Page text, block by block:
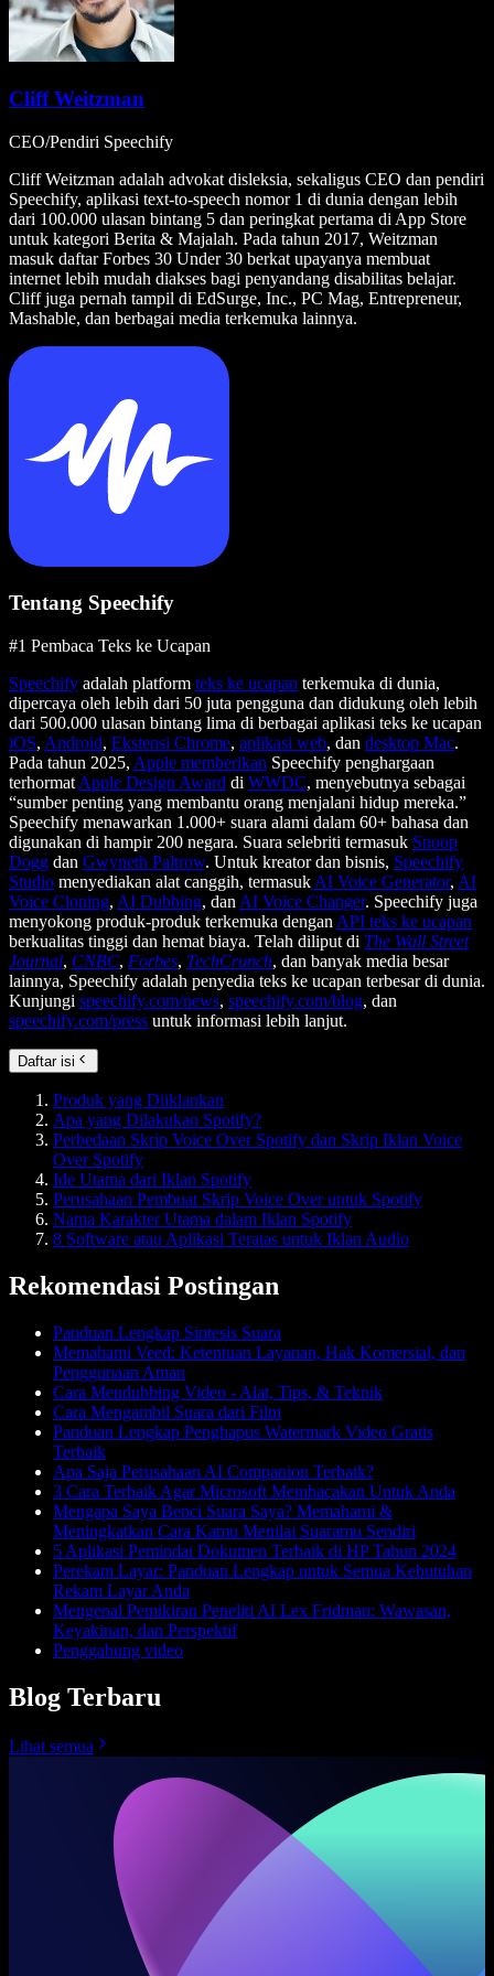
Cliff Weitzman
CEO/Pendiri Speechify
Cliff Weitzman adalah advokat disleksia, sekaligus CEO dan pendiri
Speechify, aplikasi text-to-speech nomor 1 di dunia dengan lebih
dari 100.000 ulasan bintang 5 dan peringkat pertama di App Store
untuk kategori Berita & Majalah. Pada tahun 2017, Weitzman
masuk daftar Forbes 30 Under 30 berkat upayanya membuat
internet lebih mudah diakses bagi penyandang disabilitas belajar.
Cliff juga pernah tampil di EdSurge, Inc., PC Mag, Entrepreneur,
Mashable, dan berbagai media terkemuka lainnya.
Tentang Speechify
#1 Pembaca Teks ke Ucapan
Speechify adalah platform teks ke ucapan terkemuka di dunia,
dipercaya oleh lebih dari 50 juta pengguna dan didukung oleh lebih
dari 500.000 ulasan bintang lima di berbagai aplikasi teks ke ucapan
iOS, Android, Ekstensi Chrome, aplikasi web, dan desktop Mac.
Pada tahun 2025, Apple memberikan Speechify penghargaan
terhormat Apple Design Award di WWDC, menyebutnya sebagai
“sumber penting yang membantu orang menjalani hidup mereka.”
Speechify menawarkan 1.000+ suara alami dalam 60+ bahasa dan
digunakan di hampir 200 negara. Suara selebriti termasuk Snoop
Dogg dan Gwyneth Paltrow. Untuk kreator dan bisnis, Speechify
Studio menyediakan alat canggih, termasuk AI Voice Generator, AI
Voice Cloning, AI Dubbing, dan AI Voice Changer. Speechify juga
menyokong produk-produk terkemuka dengan API teks ke ucapan
berkualitas tinggi dan hemat biaya. Telah diliput di The Wall Street
Journal, CNBC, Forbes, TechCrunch, dan banyak media besar
lainnya, Speechify adalah penyedia teks ke ucapan terbesar di dunia.
Kunjungi speechify.com/news, speechify.com/blog, dan
speechify.com/press untuk informasi lebih lanjut.
Daftar isi
Produk yang Diiklankan
Apa yang Dilakukan Spotify?
Perbedaan Skrip Voice Over Spotify dan Skrip Iklan Voice
Over Spotify
Ide Utama dari Iklan Spotify
Perusahaan Pembuat Skrip Voice Over untuk Spotify
Nama Karakter Utama dalam Iklan Spotify
8 Software atau Aplikasi Teratas untuk Iklan Audio
Rekomendasi Postingan
Panduan Lengkap Sintesis Suara
Memahami Veed: Ketentuan Layanan, Hak Komersial, dan
Penggunaan Aman
Cara Mendubbing Video - Alat, Tips, & Teknik
Cara Mengambil Suara dari Film
Panduan Lengkap Penghapus Watermark Video Gratis
Terbaik
Apa Saja Perusahaan AI Companion Terbaik?
3 Cara Terbaik Agar Microsoft Membacakan Untuk Anda
Mengapa Saya Benci Suara Saya? Memahami &
Meningkatkan Cara Kamu Menilai Suaramu Sendiri
5 Aplikasi Pemindai Dokumen Terbaik di HP Tahun 2024
Perekam Layar: Panduan Lengkap untuk Semua Kebutuhan
Rekam Layar Anda
Mengenal Pemikiran Peneliti AI Lex Fridman: Wawasan,
Keyakinan, dan Perspektif
Penggabung video
Blog Terbaru
Lihat semua